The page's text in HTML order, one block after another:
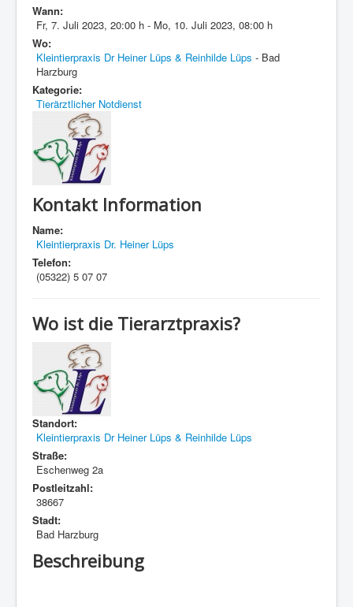
Wann:
Fr, 7. Juli 2023, 20:00 h - Mo, 10. Juli 2023, 08:00 h
Wo:
Kleintierpraxis Dr Heiner Lüps & Reinhilde Lüps - Bad
Harzburg
Kategorie:
Tierärztlicher Notdienst
Kontakt Information
Name:
Kleintierpraxis Dr. Heiner Lüps
Telefon:
(05322) 5 07 07
Wo ist die Tierarztpraxis?
Standort:
Kleintierpraxis Dr Heiner Lüps & Reinhilde Lüps
Straße:
Eschenweg 2a
Postleitzahl:
38667
Stadt:
Bad Harzburg
Beschreibung